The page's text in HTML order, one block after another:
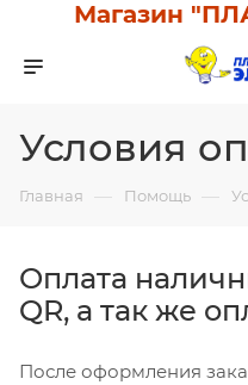
Магазин
Условия
Главная — Помощь —
Оплата
QR, а так же
После оформления